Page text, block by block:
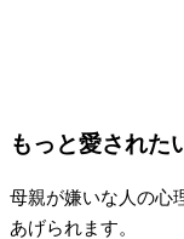
もっと愛された
母親が嫌いな人の心
あげられます。